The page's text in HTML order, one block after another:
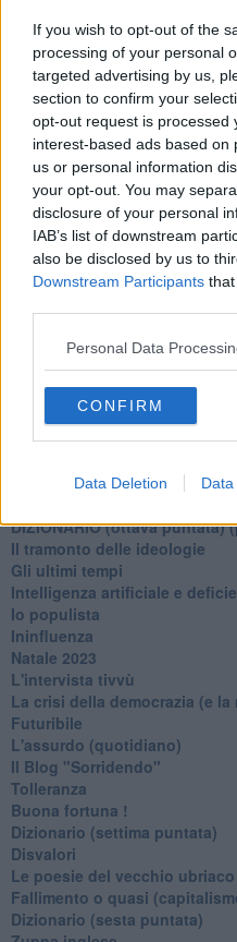
If you wish to opt-out of the
processing of your personal
targeted advertising by us,
section to confirm your
opt-out request is processed
interest-based ads based on
us or personal information
your opt-out. You may
disclosure of your personal
IAB’s list of downstream
also be disclosed by us to
Downstream Participants
Personal Data
CONFIRM
Data Deletion Data
Re e regnanti
A noi interessa il dito non la
Come rubare allo stato e
Una performance
Il compagno
​Io (allo specchio)
Tramonto
Passato, presente, futuro
La virtù del non fare
Il giorno dei saldi
L'ultimo post
Leggendo l'Eneide
​(In)sicurezza stradale
Il decalogo del politico
Solitudine
Mercanti nel tempio
Il disprezzo del mondo
Beneficenza
L'inganno
Stanchezza (della guerra)
​DIZIONARIO (ottava puntata)
Il tramonto delle ideologie
Gli ultimi tempi
Intelligenza artificiale e
Io populista
Ininfluenza
Natale 2023
L'intervista tivvù
La crisi della democrazia (e la
Futuribile
L'assurdo (quotidiano)
Il Blog "Sorridendo"
Tolleranza
Buona fortuna !
​Dizionario (settima puntata)
Disvalori
Le poesie del vecchio ubriaco
Fallimento o quasi
Dizionario (sesta puntata)